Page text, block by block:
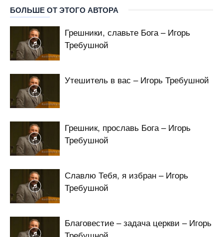
БОЛЬШЕ ОТ ЭТОГО АВТОРА
Грешники, славьте Бога – Игорь
Требушной
Утешитель в вас – Игорь Требушной
Грешник, прославь Бога – Игорь
Требушной
Славлю Тебя, я избран – Игорь
Требушной
Благовестие – задача церкви – Игорь